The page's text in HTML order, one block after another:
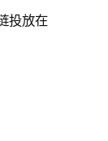
投放在